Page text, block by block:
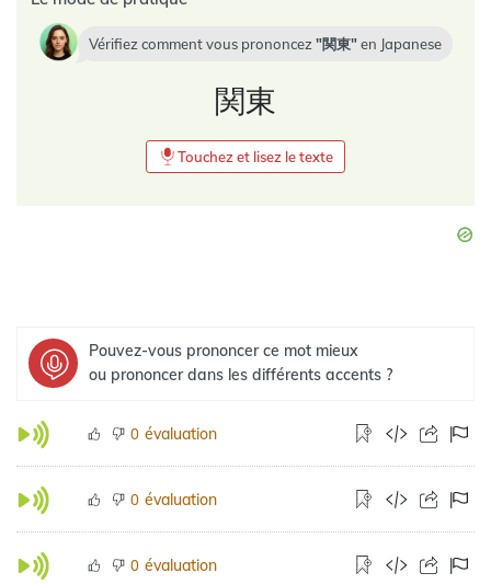
Vérifiez comment vous prononcez 関東 en Japanese
関東
Touchez et lisez le texte
Pouvez-vous prononcer ce mot mieux
ou prononcer dans les différents accents ?
0 évaluation
0 évaluation
0 évaluation